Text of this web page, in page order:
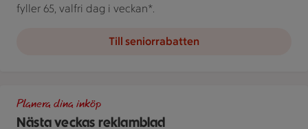
fyller 65, valfri dag i veckan*.
Till seniorrabatten
Nästa veckas reklamblad
Planera dina inköp